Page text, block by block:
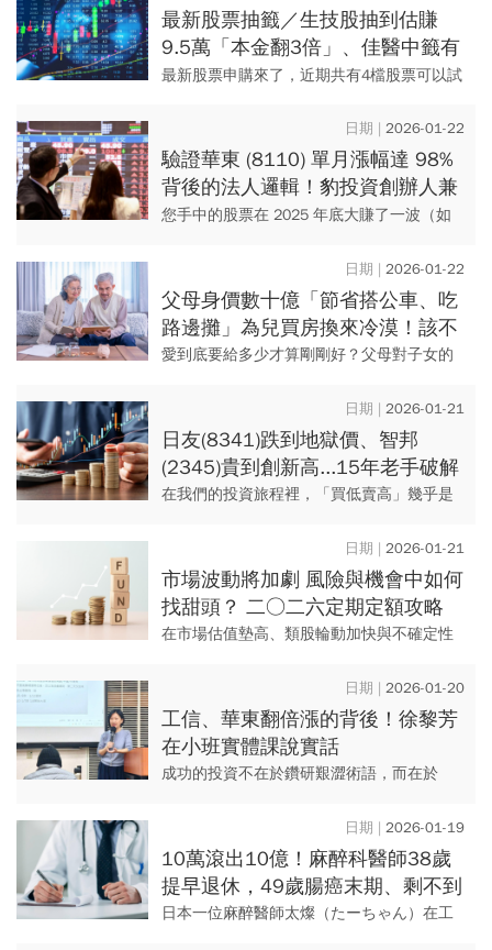
街將迎接2026 年開年以...
最新股票抽籤／生技股抽到估賺
9.5萬「本金翻3倍」、佳醫中籤有
2萬甜頭…賺年終紅包還有哪些能
最新股票申購來了，近期共有4檔股票可以試
獎金，幫自己加薪！本周有智原(3035)旗下
MCU大廠雅特力-...
2026-01-22
驗證華東 (8110) 單月漲幅達 98%
背後的法人邏輯！豹投資創辦人兼
分析師的「科學策略選股」實戰名
您手中的股票在 2025 年底大賺了一波（如
末，現在該獲利了結，還是大膽抱股？ 別讓
這波獲利在...
2026-01-22
父母身價數十億「節省搭公車、吃
路邊攤」為兒買房換來冷漠！該不
該留資產給子女？60歲後金錢分配
愛到底要給多少才算剛剛好？父母對子女的
2026-01-21
日友(8341)跌到地獄價、智邦
(2345)貴到創新高...15年老手破解
「便宜不漲」真相：投資前先問4
在我們的投資旅程裡，「買低賣高」幾乎是
撿到好貨，然後在高點順利出場，這句話乍
看沒錯，但問題是：你真的知...
2026-01-21
市場波動將加劇 風險與機會中如何
找甜頭？ 二○二六定期定額攻略
兩指標超關鍵
在市場估值墊高、類股輪動加快與不確定性
散進場可平滑波動，是多頭與多空循環中，
持續參與成長的重要...
2026-01-20
工信、華東翻倍漲的背後！徐黎芳
在小班實體課說實話
成功的投資不在於鑽研艱澀術語，而在於
員在參加徐黎芳老師的小班實體課後感嘆，
以往在股海摸索、像是瞎子摸...
2026-01-19
10萬滾出10億！麻醉科醫師38歲
提早退休，49歲腸癌末期、剩不到
1年壽命，留給女兒終身受益的3個
日本一位麻醉醫師太燦（たーちゃん）在工